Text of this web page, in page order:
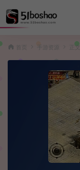
手游资源 正文